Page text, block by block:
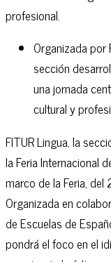
profesional.
Organizada por
sección
una jornada
cultural y
FITUR Lingua, la
la Feria Internacional
marco de la Feria, del
Organizada en
de Escuelas de
pondrá el foco en el